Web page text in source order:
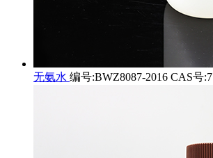
无氨水 编号:BWZ8087-2016 CAS号